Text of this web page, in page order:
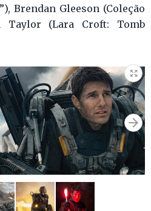
Brendan Gleeson (Coleção
Taylor (Lara Croft: Tomb